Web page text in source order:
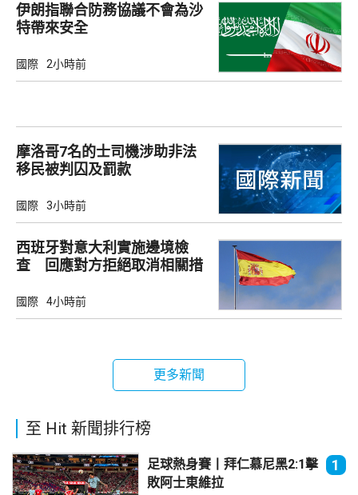
伊朗指聯合防務協議不會為沙
特帶來安全
國際 2小時前
摩洛哥7名的士司機涉助非法
移民被判囚及罰款
國際 3小時前
西班牙對意大利實施邊境檢
查 回應對方拒絕取消相關措
國際 4小時前
更多新聞
至 Hit 新聞排行榜
足球熱身賽丨拜仁慕尼黑2:1擊
敗阿士東維拉
1